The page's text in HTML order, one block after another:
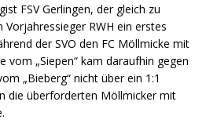
FSV Gerlingen, der gleich zu
RWH ein erstes
der SVO den FC Möllmicke mit
vom „Siepen“ kam daraufhin gegen
„Bieberg“ nicht über ein 1:1
die überforderten Möllmicker mit